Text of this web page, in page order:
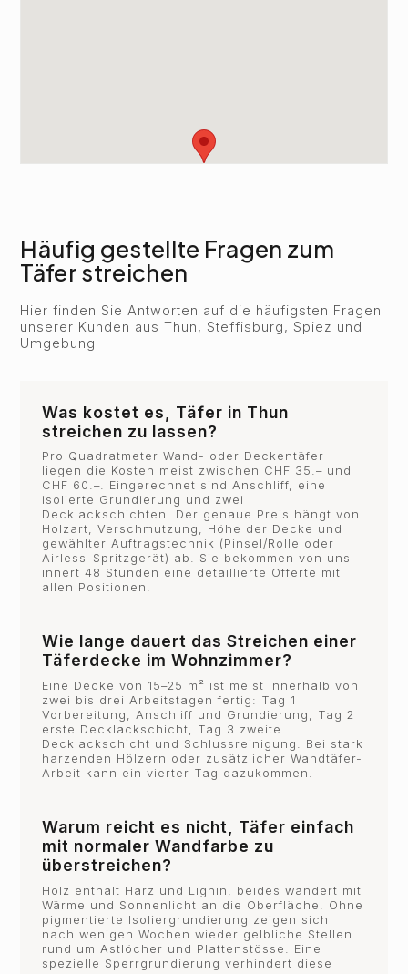
Häufig gestellte Fragen zum
Täfer streichen
Hier finden Sie Antworten auf die häufigsten Fragen
unserer Kunden aus Thun, Steffisburg, Spiez und
Umgebung.
Was kostet es, Täfer in Thun
streichen zu lassen?
Pro Quadratmeter Wand- oder Deckentäfer
liegen die Kosten meist zwischen CHF 35.– und
CHF 60.–. Eingerechnet sind Anschliff, eine
isolierte Grundierung und zwei
Decklackschichten. Der genaue Preis hängt von
Holzart, Verschmutzung, Höhe der Decke und
gewählter Auftragstechnik (Pinsel/Rolle oder
Airless-Spritzgerät) ab. Sie bekommen von uns
innert 48 Stunden eine detaillierte Offerte mit
allen Positionen.
Wie lange dauert das Streichen einer
Täferdecke im Wohnzimmer?
Eine Decke von 15–25 m² ist meist innerhalb von
zwei bis drei Arbeitstagen fertig: Tag 1
Vorbereitung, Anschliff und Grundierung, Tag 2
erste Decklackschicht, Tag 3 zweite
Decklackschicht und Schlussreinigung. Bei stark
harzenden Hölzern oder zusätzlicher Wandtäfer-
Arbeit kann ein vierter Tag dazukommen.
Warum reicht es nicht, Täfer einfach
mit normaler Wandfarbe zu
überstreichen?
Holz enthält Harz und Lignin, beides wandert mit
Wärme und Sonnenlicht an die Oberfläche. Ohne
pigmentierte Isoliergrundierung zeigen sich
nach wenigen Wochen wieder gelbliche Stellen
rund um Astlöcher und Plattenstösse. Eine
spezielle Sperrgrundierung verhindert diese